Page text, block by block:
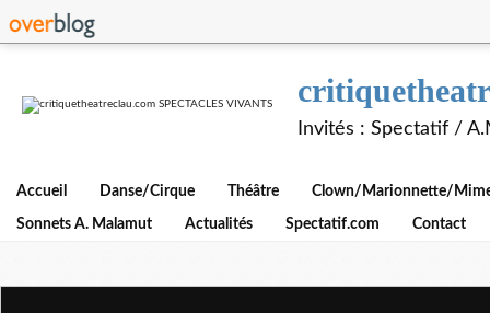
Invités : Spectatif /
Accueil Danse/Cirque Théâtre Clown/Marionnette/
Sonnets A. Malamut Actualités Spectatif.com Contact